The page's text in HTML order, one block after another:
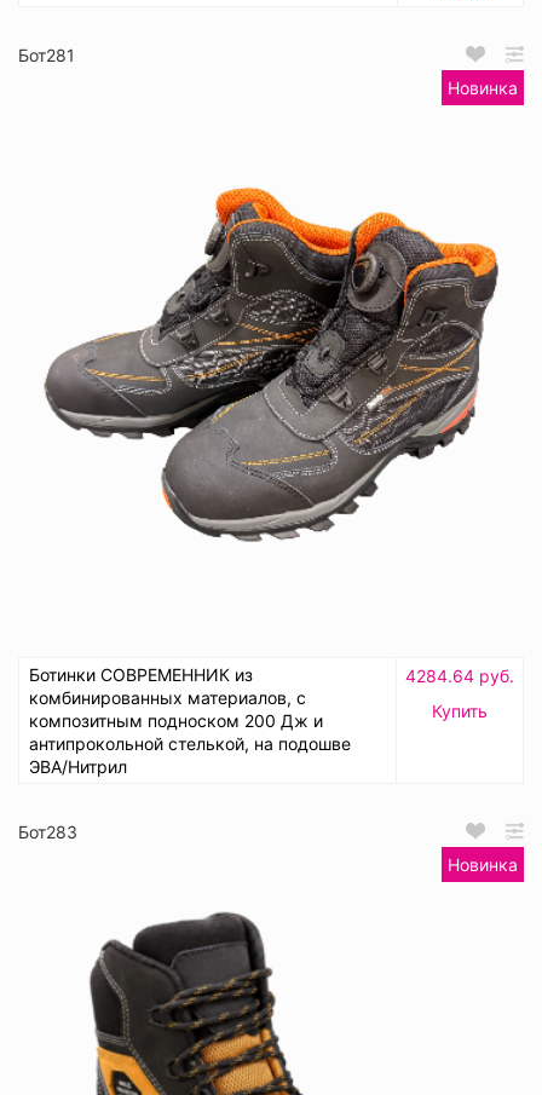
Бот281
Новинка
Ботинки СОВРЕМЕННИК из
комбинированных материалов, с
композитным подноском 200 Дж и
антипрокольной стелькой, на подошве
ЭВА/Нитрил
4284.64 руб.
Купить
Бот283
Новинка